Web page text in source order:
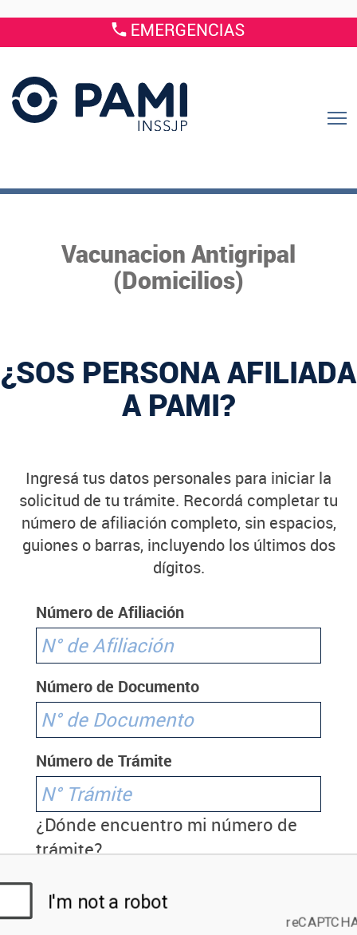
Vacunacion Antigripal
(Domicilios)
¿SOS PERSONA AFILIADA
A PAMI?
Ingresá tus datos personales para iniciar la
solicitud de tu trámite. Recordá completar tu
número de afiliación completo, sin espacios,
guiones o barras, incluyendo los últimos dos
dígitos.
Número de Afiliación
Número de Documento
Número de Trámite
¿Dónde encuentro mi número de
trámite?